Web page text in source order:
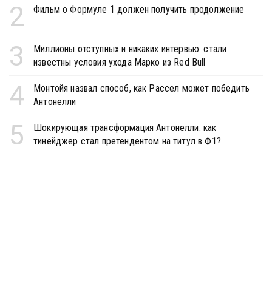
2 Фильм о Формуле 1 должен получить продолжение
3
Миллионы отступных и никаких интервью: стали
известны условия ухода Марко из Red Bull
4
Монтойя назвал способ, как Рассел может победить
Антонелли
5
Шокирующая трансформация Антонелли: как
тинейджер стал претендентом на титул в Ф1?